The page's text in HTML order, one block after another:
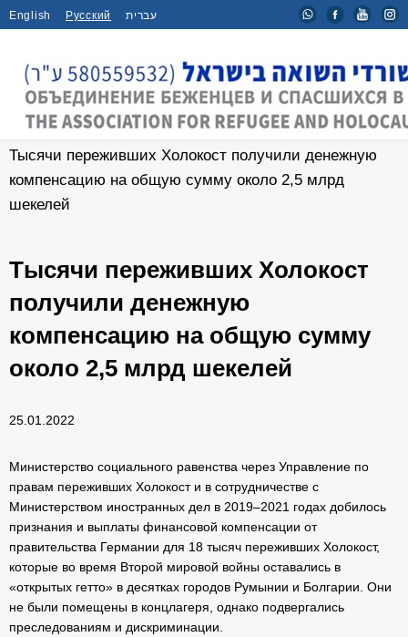
English Русский עברית
Главная / Новости /
Тысячи переживших Холокост получили денежную
компенсацию на общую сумму около 2,5 млрд
шекелей
Тысячи переживших Холокост
получили денежную
компенсацию на общую сумму
около 2,5 млрд шекелей
25.01.2022
Министерство социального равенства через Управление по
правам переживших Холокост и в сотрудничестве с
Министерством иностранных дел в 2019–2021 годах добилось
признания и выплаты финансовой компенсации от
правительства Германии для 18 тысяч переживших Холокост,
которые во время Второй мировой войны оставались в
«открытых гетто» в десятках городов Румынии и Болгарии. Они
не были помещены в концлагеря, однако подвергались
преследованиям и дискриминации.